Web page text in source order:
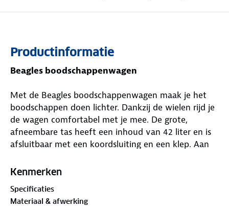
Productinformatie
Beagles boodschappenwagen
Met de Beagles boodschappenwagen maak je het
boodschappen doen lichter. Dankzij de wielen rijd je
de wagen comfortabel met je mee. De grote,
afneembare tas heeft een inhoud van 42 liter en is
afsluitbaar met een koordsluiting en een klep. Aan
bijvoorbeeld je sleutels of portemonnee kunt
van 102 cm en is voorzien van een handvat met
softgrip. Aan de onderkant zit een uitklapbare stang
Kenmerken
Specificaties
Materiaal & afwerking